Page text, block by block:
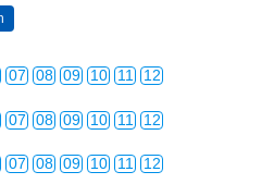
07
07 08 09 10 11 12
07 08 09 10 11 12
07 08 09 10 11 12